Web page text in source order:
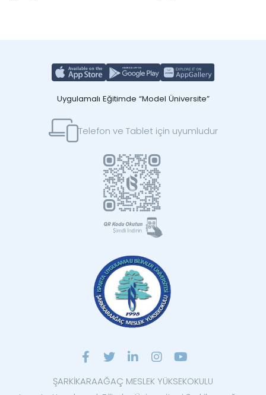
Uygulamalı Eğitimde “Model Üniversite”
Telefon ve Tablet için uyumludur
ŞARKİKARAAĞAÇ MESLEK YÜKSEKOKULU